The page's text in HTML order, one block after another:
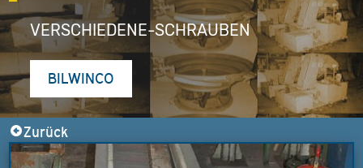
VERSCHIEDENE-SCHRAUBEN
BILWINCO
Zurück